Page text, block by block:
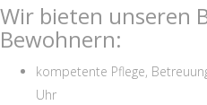
Wir bieten unseren
Bewohnern:
kompetente Pflege,
Uhr